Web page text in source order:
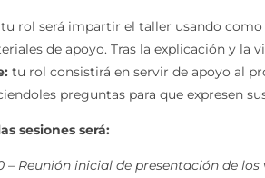
tu rol será impartir el taller usando como
de apoyo. Tras la explicación y la
tu rol consistirá en servir de apoyo al
preguntas para que expresen
sesiones será:
– Reunión inicial de presentación de